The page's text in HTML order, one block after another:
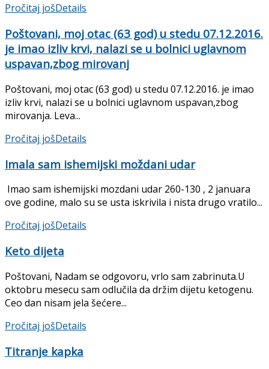
Pročitaj jošDetails
Poštovani, moj otac (63 god) u stedu 07.12.2016.
je imao izliv krvi, nalazi se u bolnici uglavnom
uspavan,zbog mirovanj
Poštovani, moj otac (63 god) u stedu 07.12.2016. je imao
izliv krvi, nalazi se u bolnici uglavnom uspavan,zbog
mirovanja. Leva...
Pročitaj jošDetails
Imala sam ishemijski moždani udar
Imao sam ishemijski mozdani udar 260-130 , 2 januara
ove godine, malo su se usta iskrivila i nista drugo vratilo...
Pročitaj jošDetails
Keto dijeta
Poštovani, Nadam se odgovoru, vrlo sam zabrinuta.U
oktobru mesecu sam odlučila da držim dijetu ketogenu.
Ceo dan nisam jela šećere...
Pročitaj jošDetails
Titranje kapka